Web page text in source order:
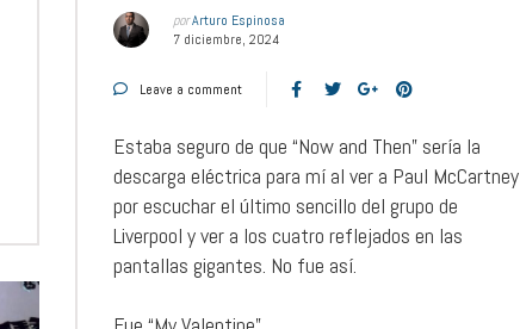
porArturo Espinosa
7 diciembre, 2024
Leave a comment
Estaba seguro de que “Now and Then” sería la
descarga eléctrica para mí al ver a Paul McCartney
por escuchar el último sencillo del grupo de
Liverpool y ver a los cuatro reflejados en las
pantallas gigantes. No fue así.